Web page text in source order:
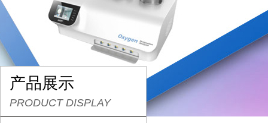
产品展示
PRODUCT DISPLAY